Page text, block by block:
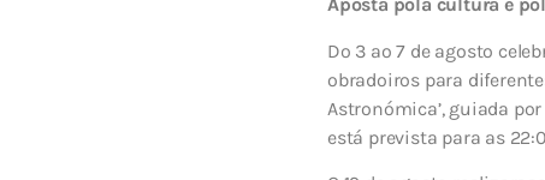
Do 3 ao 7 de agosto
obradoiros para
Astronómica’, guiada
está prevista para as